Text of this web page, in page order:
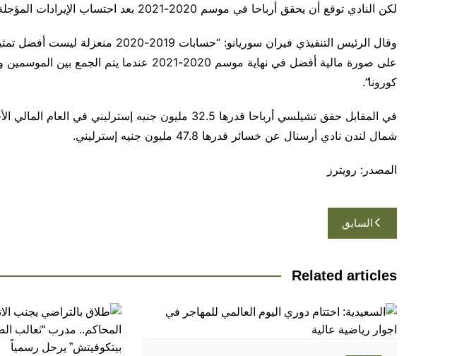
لكن النادي توقع أن يحقق أرباحا في موسم 2020-2021 بعد احتساب الإيرادات المؤجلة وتراجع حدة الوباء.
وقال الرئيس التنفيذي فيران سوريانو: “حسابات
على صورة مالية أفضل في نهاية موسم 2020-2021 عندما يتم
كورونا”.
في المقابل حقق تشيلسي أرباحا قدرها 32.5 مليون جنيه إسترليني
شمال لندن نادي أرسنال عن خسائر قدرها 47.8 مليون جنيه إسترليني.
المصدر: رويترز
تصفّح
المقالات
السابق
Related articles